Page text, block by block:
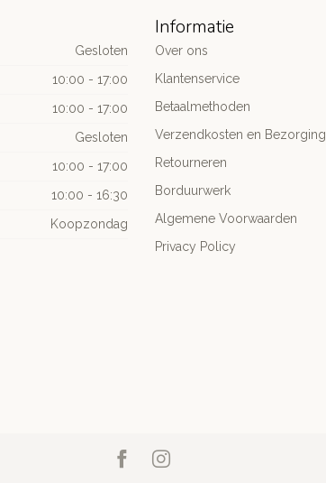
Gesloten
10:00 - 17:00
10:00 - 17:00
Gesloten
10:00 - 17:00
10:00 - 16:30
Koopzondag
Informatie
Over ons
Klantenservice
Betaalmethoden
Verzendkosten en Bezorging
Retourneren
Borduurwerk
Algemene Voorwaarden
Privacy Policy